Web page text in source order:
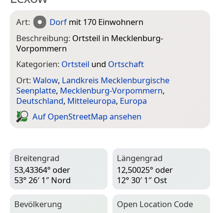
Art: Dorfmit 170 Einwohnern
Beschreibung: Ortsteil in Mecklenburg-
Vorpommern
Kategorien: Ortsteil und Ortschaft
Ort:Walow, Landkreis Mecklenburgische
Seenplatte, Mecklenburg-Vorpommern,
Deutschland, Mitteleuropa, Europa
Auf Open­Street­Map ansehen
Breitengrad
53,43364° oder
53° 26′ 1″ Nord
Längengrad
12,50025° oder
12° 30′ 1″ Ost
Bevölkerung
Open Location Code